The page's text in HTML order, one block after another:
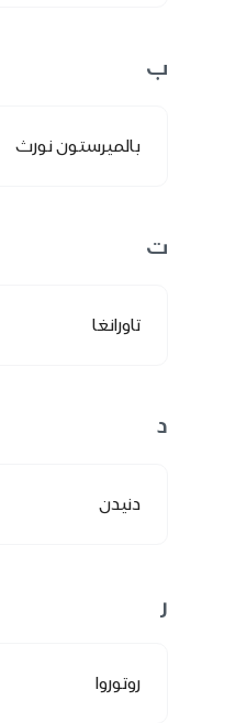
ب
بالميرستون نورث
ت
تاورانغا
د
دنيدن
ر
روتوروا